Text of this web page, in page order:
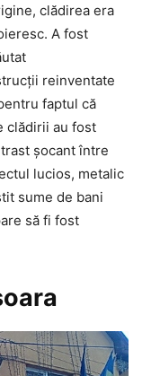
clădirea era
A fost
reinventate
faptul că
clădirii au fost
șocant între
lucios, metalic
sume de bani
să fi fost